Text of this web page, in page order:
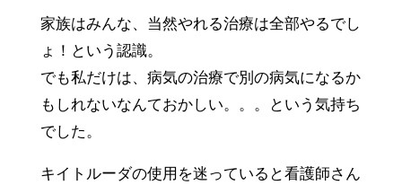
家族はみんな、当然やれる治療は全部やるでし
ょ！という認識。
でも私だけは、病気の治療で別の病気になるか
もしれないなんておかしい。。。という気持ち
でした。
キイトルーダの使用を迷っていると看護師さん